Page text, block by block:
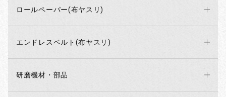
ロールペーパー(布ヤスリ)
エンドレスベルト(布ヤスリ)
研磨機材・部品